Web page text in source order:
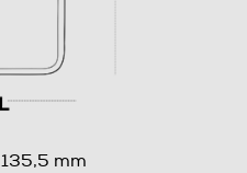
135,5 mm